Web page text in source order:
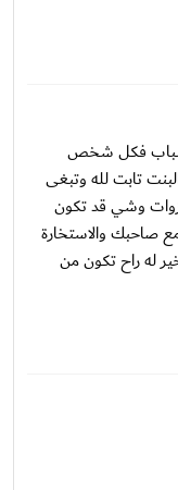
الشباب فكل شخص
تابت لله وتبغى
وشي قد تكون
صاحبك والاستخارة
له راح تكون من